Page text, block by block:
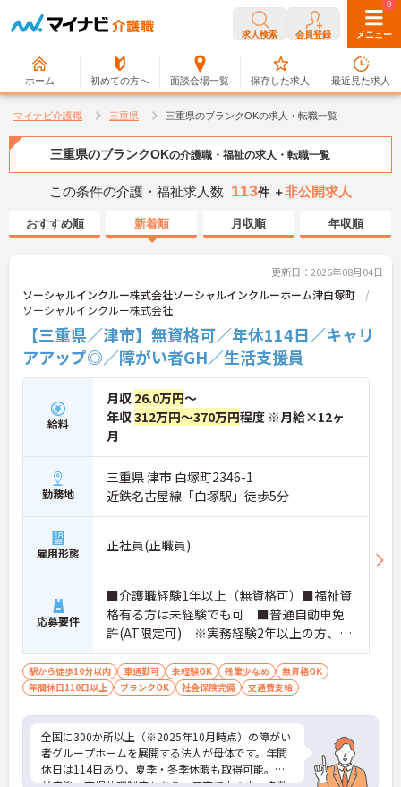
求人検索 会員登録 メニュー
ホーム 初めての方へ 面談会場一覧
0
保存した求人
0
最近見た求人
マイナビ介護職 三重県 三重県のブランクOKの求人・転職一覧
三重県のブランクOKの介護職・福祉の求人・転職一覧
この条件の介護・福祉求人数 113件 ＋非公開求人
おすすめ順 新着順 月収順 年収順
更新日：2026年08月04日
ソーシャルインクルー株式会社ソーシャルインクルーホーム津白塚町
ソーシャルインクルー株式会社
【三重県／津市】無資格可／年休114日／キャリ
アアップ◎／障がい者GH／生活支援員
給料
月収 26.0万円～
年収312万円～370万円程度 ※月給×12ヶ
月
勤務地
三重県 津市 白塚町2346-1
近鉄名古屋線「白塚駅」徒歩5分
雇用形態 正社員(正職員)
応募要件
■介護職経験1年以上（無資格可）■福祉資
格有る方は未経験でも可 ■普通自動車免
許(AT限定可) ※実務経験2年以上の方、障
がい者福祉に関する経験をお持ちの方大歓
迎
駅から徒歩10分以内 車通勤可 未経験OK 残業少なめ
無資格OK
年間休日110日以上
ブランクOK 社会保険完備 交通費支給
全国に300か所以上（※2025年10月時点）の障がい
者グループホームを展開する法人が母体です。年間
休日は114日あり、夏季・冬季休暇も取得可能。産